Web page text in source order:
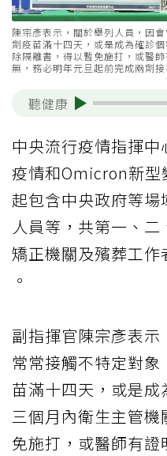
陳宗彥表示，關於舉列人員，因
劑疫苗滿十四天，或是成為確診
除隔離書，得以暫免施打，或醫
無，務必明年元旦起前完成兩劑
聽健康
中央流行疫情指揮
疫情和Omicron新型
起包含中央政府等
人員等，共第一、
矯正機關及殯葬工作
。
副指揮官陳宗彥表
常常接觸不特定對
苗滿十四天，或是
三個月內衛生主管
免施打，或醫師有證